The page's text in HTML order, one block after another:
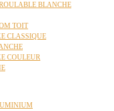
BLANCHE
TOIT
CLASSIQUE
COULEUR